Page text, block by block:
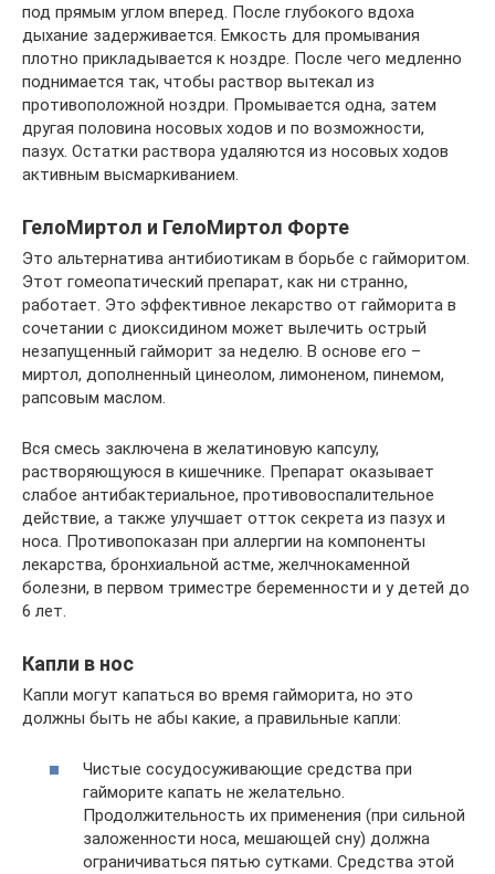
под прямым углом вперед. После глубокого вдоха
дыхание задерживается. Емкость для промывания
плотно прикладывается к ноздре. После чего медленно
поднимается так, чтобы раствор вытекал из
противоположной ноздри. Промывается одна, затем
другая половина носовых ходов и по возможности,
пазух. Остатки раствора удаляются из носовых ходов
активным высмаркиванием.
ГелоМиртол и ГелоМиртол Форте
Это альтернатива антибиотикам в борьбе с гайморитом.
Этот гомеопатический препарат, как ни странно,
работает. Это эффективное лекарство от гайморита в
сочетании с диоксидином может вылечить острый
незапущенный гайморит за неделю. В основе его –
миртол, дополненный цинеолом, лимоненом, пинемом,
рапсовым маслом.
Вся смесь заключена в желатиновую капсулу,
растворяющуюся в кишечнике. Препарат оказывает
слабое антибактериальное, противовоспалительное
действие, а также улучшает отток секрета из пазух и
носа. Противопоказан при аллергии на компоненты
лекарства, бронхиальной астме, желчнокаменной
болезни, в первом триместре беременности и у детей до
6 лет.
Капли в нос
Капли могут капаться во время гайморита, но это
должны быть не абы какие, а правильные капли:
Чистые сосудосуживающие средства при
гайморите капать не желательно.
Продолжительность их применения (при сильной
заложенности носа, мешающей сну) должна
ограничиваться пятью сутками. Средства этой